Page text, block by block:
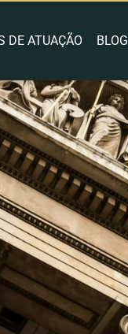
DE ATUAÇÃO BLOG